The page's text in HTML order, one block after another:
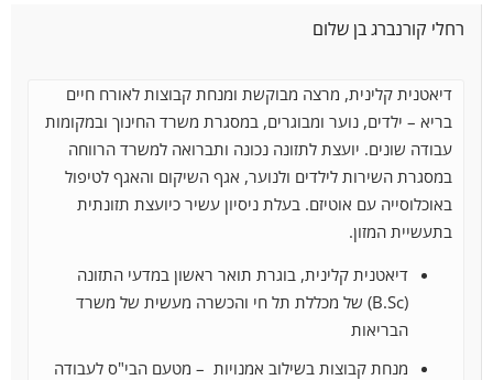
רחלי קורנברג בן שלום
דיאטנית קלינית, מרצה מבוקשת ומנחת קבוצות לאורח חיים
בריא – ילדים, נוער ומבוגרים, במסגרת משרד החינוך ובמקומות
עבודה שונים. יועצת לתזונה נכונה ותברואה למשרד הרווחה
במסגרת השירות לילדים ולנוער, אגף השיקום והאגף לטיפול
באוכלוסייה עם אוטיזם. בעלת ניסיון עשיר כיועצת תזונתית
בתעשיית המזון.
דיאטנית קלינית, בוגרת תואר ראשון במדעי התזונה
(B.Sc) של מכללת תל חי והכשרה מעשית של משרד
הבריאות
מנחת קבוצות בשילוב אמנויות – מטעם הבי"ס לעבודה